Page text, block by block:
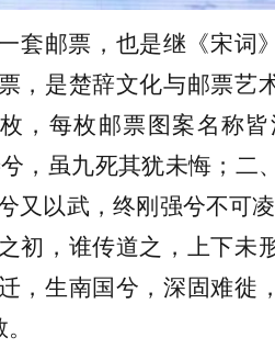
套邮票，也是继《宋词
，是楚辞文化与邮票艺
，每枚邮票图案名称皆
，虽九死其犹未悔；二
又以武，终刚强兮不可
初，谁传道之，上下未
，生南国兮，深固难徙